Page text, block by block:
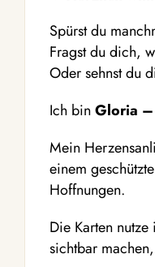
Spürst du
Fragst du dich,
Oder sehnst du
Ich bin Gloria –
Mein
einem
Hoffnungen.
Die Karten
sichtbar